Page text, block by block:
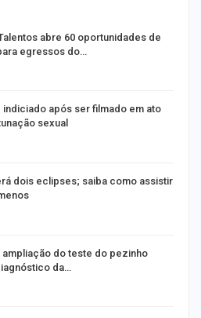
abre 60 oportunidades de
egressos do…
indiciado após ser filmado em ato
sexual
dois eclipses; saiba como assistir
ampliação do teste do pezinho
da…